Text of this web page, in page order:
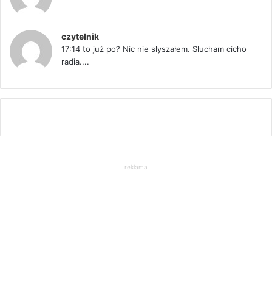
czytelnik
17:14 to już po? Nic nie słyszałem. Słucham cicho
radia....
reklama